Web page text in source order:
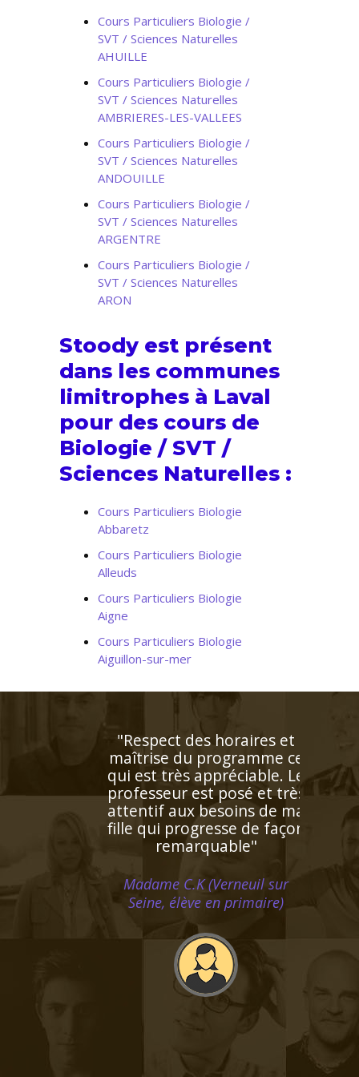
Cours Particuliers Biologie /
SVT / Sciences Naturelles
AHUILLE
Cours Particuliers Biologie /
SVT / Sciences Naturelles
AMBRIERES-LES-VALLEES
Cours Particuliers Biologie /
SVT / Sciences Naturelles
ANDOUILLE
Cours Particuliers Biologie /
SVT / Sciences Naturelles
ARGENTRE
Cours Particuliers Biologie /
SVT / Sciences Naturelles
ARON
Stoody est présent
dans les communes
limitrophes à Laval
pour des cours de
Biologie / SVT /
Sciences Naturelles :
Cours Particuliers Biologie
Abbaretz
Cours Particuliers Biologie
Alleuds
Cours Particuliers Biologie
Aigne
Cours Particuliers Biologie
Aiguillon-sur-mer
"L’enseignante a détecté
rapidement les difficultés
de ma fille et lui a proposé
un plan de travail
personnalisé ! Ses notes se
sont améliorées au fur et à
mesure. De plus elle est
la recommander à d'autres
personnes de mon
entourage"
Monsieur J.K (Rennes, élève en
terminale)